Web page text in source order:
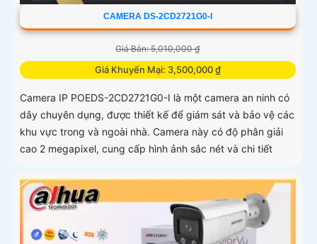
CAMERA DS-2CD2721G0-I
Giá Bán: 5,010,000 ₫
Giá Khuyến Mại: 3,500,000 ₫
Camera IP POEDS-2CD2721G0-I là một camera an ninh có
dây chuyên dụng, được thiết kế để giám sát và bảo vệ các
khu vực trong và ngoài nhà. Camera này có độ phân giải
cao 2 megapixel, cung cấp hình ảnh sắc nét và chi tiết